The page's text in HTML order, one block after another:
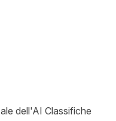
dell'AI Classifiche